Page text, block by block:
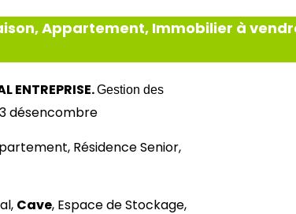
Appartement, Immobilier à
ENTREPRISE.Gestion des
désencombre
Résidence Senior,
Cave, Espace de Stockage,